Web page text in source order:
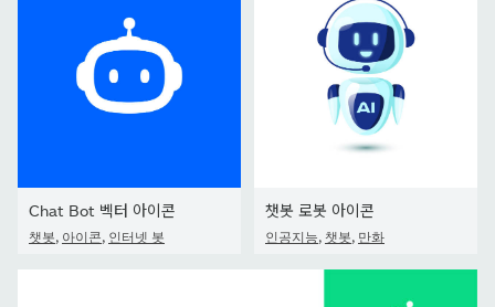
Chat Bot 벡터 아이콘
챗봇, 아이콘, 인터넷 봇
챗봇 로봇 아이콘
인공지능, 챗봇, 만화